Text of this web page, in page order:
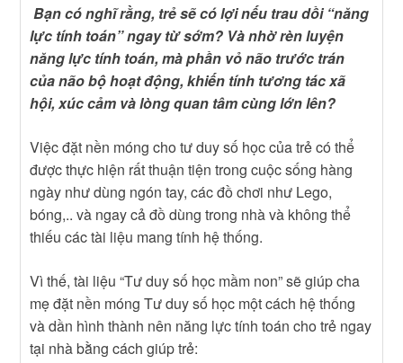
Bạn có nghĩ rằng, trẻ sẽ có lợi nếu trau dồi “năng
lực tính toán” ngay từ sớm? Và nhờ rèn luyện
năng lực tính toán, mà phần vỏ não trước trán
của não bộ hoạt động, khiến tính tương tác xã
hội, xúc cảm và lòng quan tâm cùng lớn lên?
Việc đặt nền móng cho tư duy số học của trẻ có thể
được thực hiện rất thuận tiện trong cuộc sống hàng
ngày như dùng ngón tay, các đồ chơi như Lego,
bóng,.. và ngay cả đồ dùng trong nhà và không thể
thiếu các tài liệu mang tính hệ thống.
Vì thế, tài liệu “Tư duy số học mầm non” sẽ giúp cha
mẹ đặt nền móng Tư duy số học một cách hệ thống
và dần hình thành nên năng lực tính toán cho trẻ ngay
tại nhà bằng cách giúp trẻ: